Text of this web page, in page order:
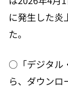
に発生した炎
た。
○「デジタル
ら、ダウンロ